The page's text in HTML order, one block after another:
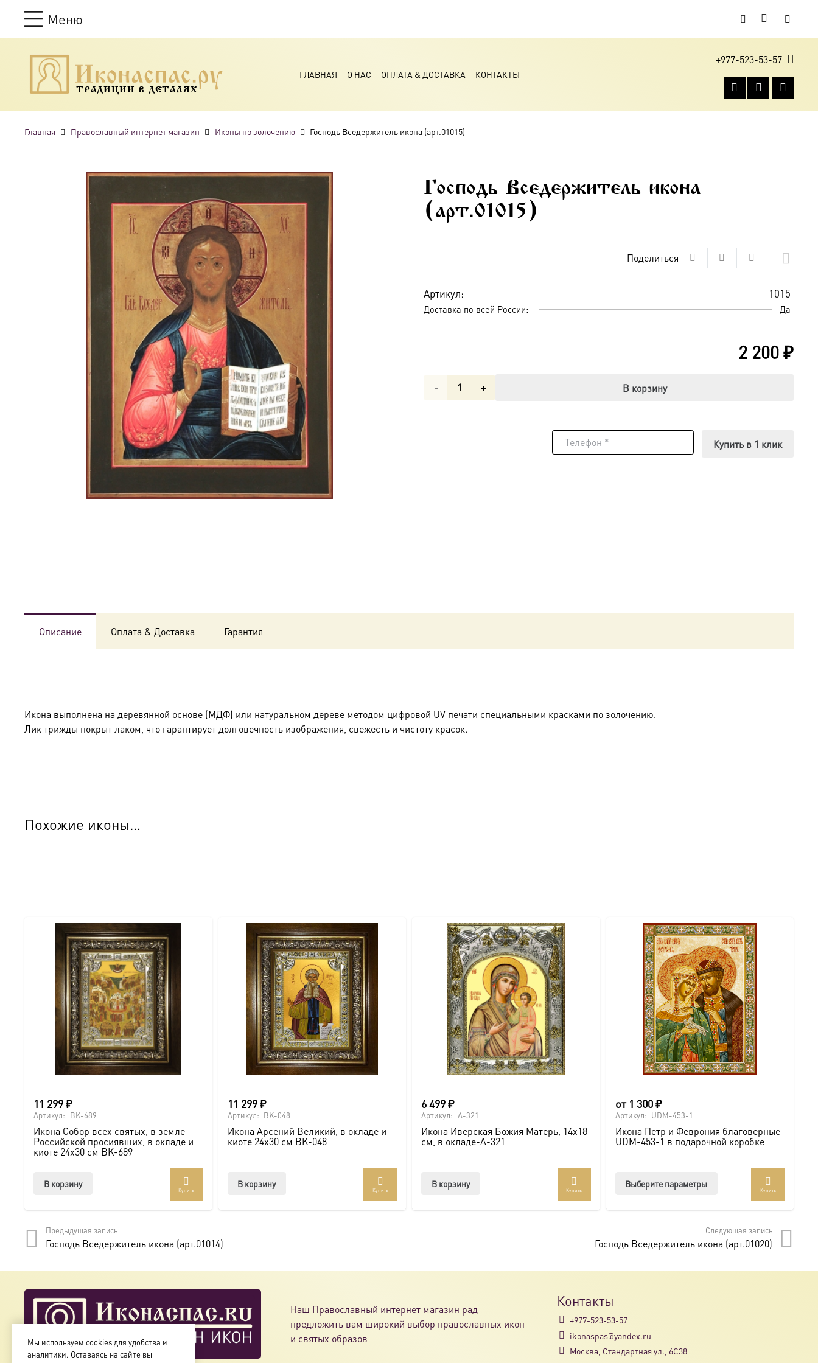
Меню
ТРАДИЦИИ В ДЕТАЛЯХ
ГЛАВНАЯ О НАС ОПЛАТА & ДОСТАВКА КОНТАКТЫ
+977-523-53-57
Главная Православный интернет магазин Иконы по золочению Господь Вседержитель икона (арт.01015)
Господь Вседержитель икона
(арт.01015)
Поделиться
Артикул: 1015
Доставка по всей России: Да
2 200₽
Количество
В корзину
Купить в 1 клик
Описание Оплата & Доставка Гарантия
Икона выполнена на деревянной основе (МДФ) или натуральном дереве методом цифровой UV печати специальными красками по золочению.
Лик трижды покрыт лаком, что гарантирует долговечность изображения, свежесть и чистоту красок.
Похожие иконы…
11 299₽
Артикул: BK-689
Икона Собор всех святых, в земле
Российской просиявших, в окладе и
киоте 24х30 см BK-689
В корзину
Купить
11 299₽
Артикул: BK-048
Икона Арсений Великий, в окладе и
киоте 24х30 см BK-048
В корзину
Купить
6 499₽
Артикул: A-321
Икона Иверская Божия Матерь, 14х18
см, в окладе-A-321
В корзину
Купить
от 1 300₽
Артикул: UDM-453-1
Икона Петр и Феврония благоверные
UDM-453-1 в подарочной коробке
Выберите параметры
вариаций.
Опции
Купить
Предыдущая запись
Господь Вседержитель икона (арт.01014)
Следующая запись
Господь Вседержитель икона (арт.01020)
Наш Православный интернет магазин рад
предложить вам широкий выбор православных икон
и святых образов
Контакты
+977-523-53-57
ikonaspas@yandex.ru
Москва, Стандартная ул., 6С38
Мы используем cookies для удобства и
аналитики. Оставаясь на сайте вы